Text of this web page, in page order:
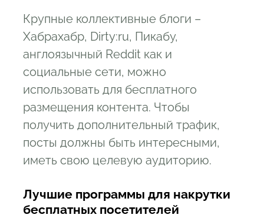
Крупные коллективные блоги –
Хабрахабр, Dirty:ru, Пикабу,
англоязычный Reddit как и
социальные сети, можно
использовать для бесплатного
размещения контента. Чтобы
получить дополнительный трафик,
посты должны быть интересными,
иметь свою целевую аудиторию.
Лучшие программы для накрутки
бесплатных посетителей